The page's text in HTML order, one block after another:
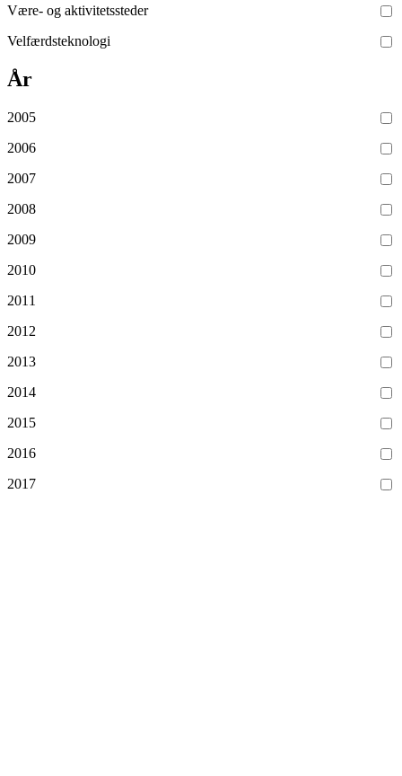
Være- og aktivitetssteder
Velfærdsteknologi
År
2005
2006
2007
2008
2009
2010
2011
2012
2013
2014
2015
2016
2017